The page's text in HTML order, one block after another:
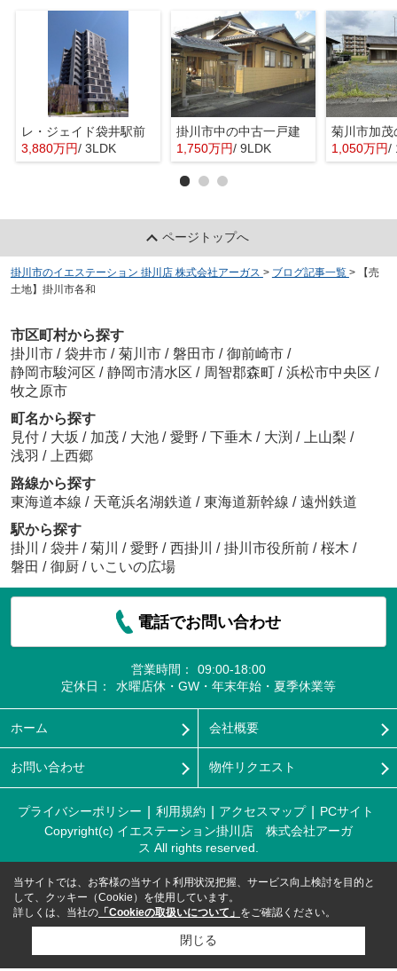
レ・ジェイド袋井駅前
3,880万円/ 3LDK
掛川市中の中古一戸建
1,750万円/ 9LDK
菊川市加茂
1,050万円/
ページトップへ
掛川市のイエステーション 掛川店 株式会社アーガス > ブログ記事一覧 >
【売
土地】掛川市各和
市区町村から探す
掛川市 / 袋井市 / 菊川市 / 磐田市 / 御前崎市 /
静岡市駿河区 / 静岡市清水区 / 周智郡森町 / 浜松市中央区 /
牧之原市
町名から探す
見付 / 大坂 / 加茂 / 大池 / 愛野 / 下垂木 / 大渕 / 上山梨 /
浅羽 /
上西郷
路線から探す
東海道本線 / 天竜浜名湖鉄道 / 東海道新幹線 / 遠州鉄道
駅から探す
掛川
/ 袋井 / 菊川 / 愛野 / 西掛川 / 掛川市役所前 / 桜木 /
磐田 / 御厨 / いこいの広場
電話でお問い合わせ
営業時間：
09:00-18:00
定休日：
水曜店休・GW・年末年始・夏季休業等
ホーム 会社概要
お問い合わせ 物件リクエスト
プライバシーポリシー 利用規約 アクセスマップ
PCサイト
Copyright(c) イエステーション掛川店 株式会社アーガ
ス All rights reserved.
当サイトでは、お客様の当サイト利用状況把握、サービス向上検討を目的と
して、クッキー（Cookie）を使用しています。
詳しくは、当社の 「Cookieの取扱いについて」 をご確認ください。
閉じる